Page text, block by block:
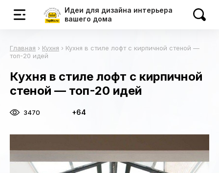
Идеи для дизайна интерьера
вашего дома
Главная › Кухня › Кухня в стиле лофт с кирпичной стеной —
топ-20 идей
Кухня в стиле лофт с кирпичной
стеной — топ-20 идей
3470 +64